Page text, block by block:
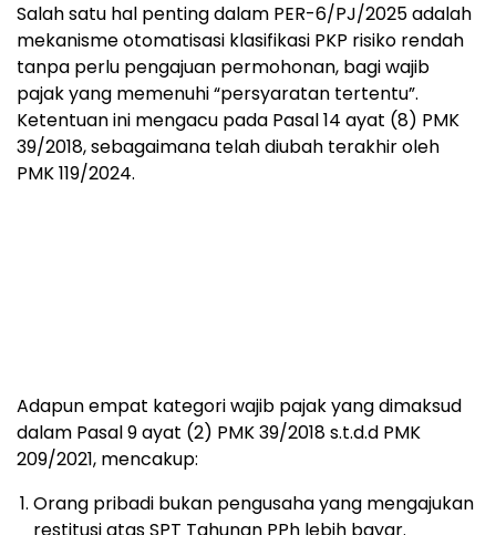
Salah satu hal penting dalam PER-6/PJ/2025 adalah
mekanisme otomatisasi klasifikasi PKP risiko rendah
tanpa perlu pengajuan permohonan, bagi wajib
pajak yang memenuhi “persyaratan tertentu”.
Ketentuan ini mengacu pada Pasal 14 ayat (8) PMK
39/2018, sebagaimana telah diubah terakhir oleh
PMK 119/2024.
Adapun empat kategori wajib pajak yang dimaksud
dalam Pasal 9 ayat (2) PMK 39/2018 s.t.d.d PMK
209/2021, mencakup:
Orang pribadi bukan pengusaha yang mengajukan